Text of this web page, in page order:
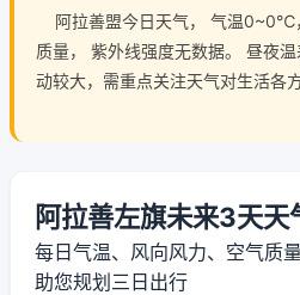
阿拉善盟今日天气， 气温0~0℃
质量， 紫外线强度无数据。 昼夜
动较大，需重点关注天气对生活各
阿拉善左旗未来3天天
每日气温、风向风力、空气质
助您规划三日出行